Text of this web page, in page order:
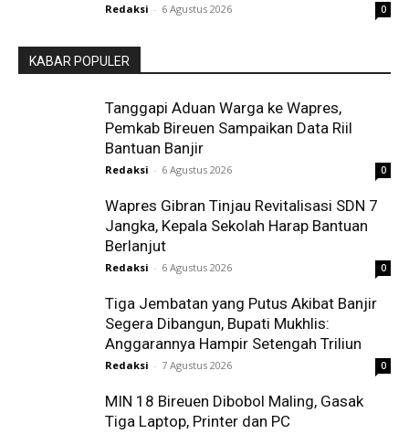
Redaksi - 6 Agustus 2026 0
KABAR POPULER
Tanggapi Aduan Warga ke Wapres,
Pemkab Bireuen Sampaikan Data Riil
Bantuan Banjir
Redaksi - 6 Agustus 2026 0
Wapres Gibran Tinjau Revitalisasi SDN 7
Jangka, Kepala Sekolah Harap Bantuan
Berlanjut
Redaksi - 6 Agustus 2026 0
Tiga Jembatan yang Putus Akibat Banjir
Segera Dibangun, Bupati Mukhlis:
Anggarannya Hampir Setengah Triliun
Redaksi - 7 Agustus 2026 0
MIN 18 Bireuen Dibobol Maling, Gasak
Tiga Laptop, Printer dan PC